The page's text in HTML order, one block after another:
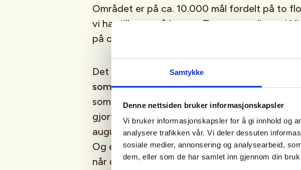
Samtykke
Denne nettsiden bruker informasjonskapsler
Vi bruker informasjonskapsler for å gi innhold og
analysere trafikken vår. Vi deler dessuten
sosiale medier, annonsering og analysearbeid,
dem, eller som de har samlet inn gjennom din
Området er på ca. 10.000 mål fordelt på to
vi har tillgang på begge. Terrengene ligger i
på ca 500 moh.
Det er plass til 10 jegere, og
BJOF sponser
som vil være med(i utgangspunktet 1000,-
som kunne ønsket seg å delta, kan melde seg
gjort en lodd trekning blandt alle som melder
august. så alle skal kunne ha en lik sjanse til å
Og er du mellom 18-26 år, er det viktig at du
når du melder deg på. for vi spanderer også